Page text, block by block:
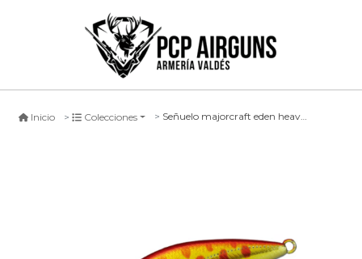
Inicio Colecciones Señuelo majorcraft eden heavy sinking #10